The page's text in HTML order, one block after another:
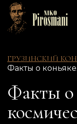
ГРУЗИНСКИЙ
Факты о
Факты о